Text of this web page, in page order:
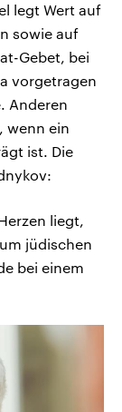
legt Wert auf
sowie auf
Gebet, bei
vorgetragen
Anderen
wenn ein
ist. Die
liegt,
jüdischen
bei einem